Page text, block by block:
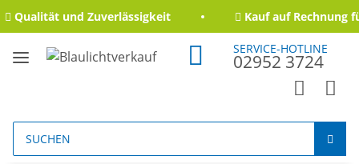
Qualität und Zuverlässigkeit Kauf auf Rechnung
SERVICE-HOTLINE
02952 3724